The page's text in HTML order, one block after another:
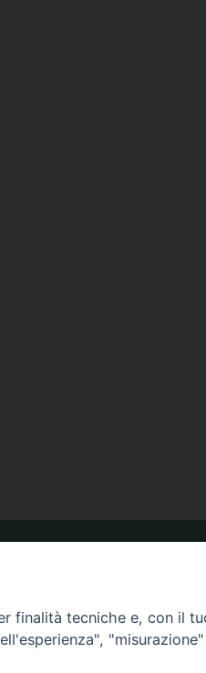
CALENDARIO
finalità tecniche e, con il